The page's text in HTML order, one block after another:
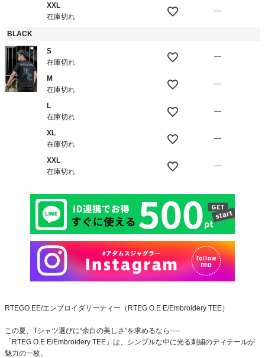
XXL
在庫切れ
—
BLACK
S
在庫切れ
—
M
在庫切れ
—
L
在庫切れ
—
XL
在庫切れ
—
XXL
在庫切れ
—
RTEGO.EE/エンブロイダリーティー（RTEG O.E E/Embroidery TEE）
この夏、Tシャツ選びに“余白の美しさ”を求めるなら──
「RTEG O.E E/Embroidery TEE」は、シンプルな中に光る刺繍のディテールが
魅力の一枚。